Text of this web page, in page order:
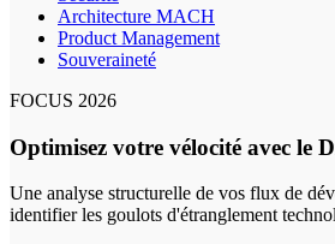
Architecture MACH
Product Management
Souveraineté
FOCUS 2026
Optimisez votre vélocité avec le
Une analyse structurelle de vos flux de
identifier les goulots d'étranglement